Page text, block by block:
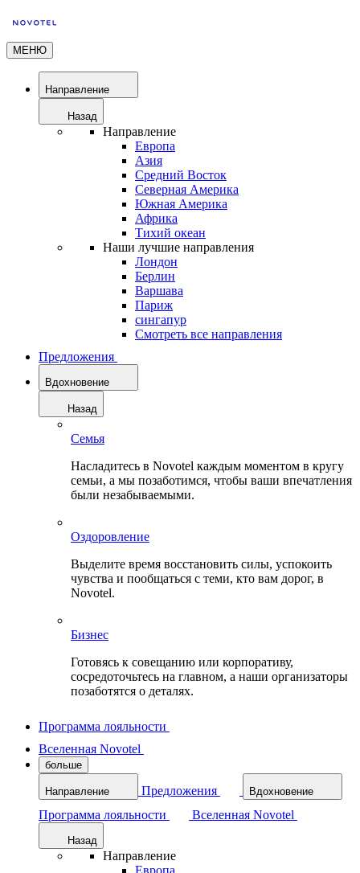
МЕНЮ
Направление
Назад
Направление
Европа
Азия
Средний Восток
Северная Америка
Южная Америка
Африка
Тихий океан
Наши лучшие направления
Лондон
Берлин
Варшава
Париж
сингапур
Смотреть все направления
Предложения
Вдохновение
Назад
Семья
Насладитесь в Novotel каждым моментом в кругу
семьи, а мы позаботимся, чтобы ваши впечатления
были незабываемыми.
Оздоровление
Выделите время восстановить силы, успокоить
чувства и пообщаться с теми, кто вам дорог, в
Novotel.
Бизнес
Готовясь к совещанию или корпоративу,
сосредоточьтесь на главном, а наши организаторы
позаботятся о деталях.
Программа лояльности
Вселенная Novotel
больше
Направление Предложения Вдохновение
Программа лояльности Вселенная Novotel
Назад
Направление
Европа